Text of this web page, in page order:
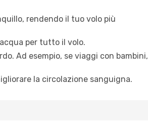
rendendo il tuo volo più
per tutto il volo.
Ad esempio, se viaggi con bambini,
la circolazione sanguigna.